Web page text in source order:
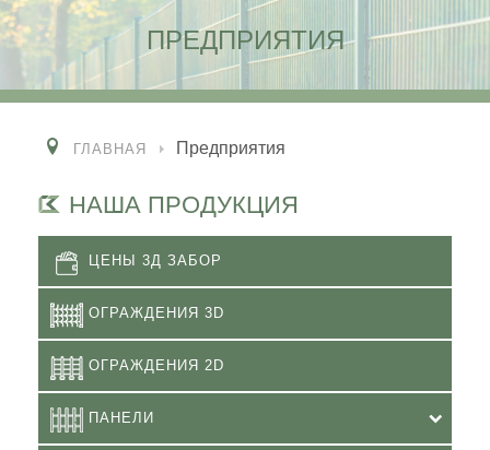
ПРЕДПРИЯТИЯ
ГЛАВНАЯ Предприятия
НАША ПРОДУКЦИЯ
ЦЕНЫ 3Д ЗАБОР
ОГРАЖДЕНИЯ 3D
ОГРАЖДЕНИЯ 2D
ПАНЕЛИ